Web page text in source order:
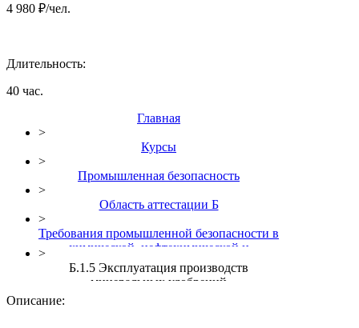
4 980 ₽/чел.
Длительность:
40 час.
Главная
>
Курсы
>
Промышленная безопасность
>
Область аттестации Б
>
Требования промышленной безопасности в
химической, нефтехимической и
нефтегазоперерабатывающей
промышленности (Б.1)
>
Б.1.5 Эксплуатация производств
минеральных удобрений
Описание: